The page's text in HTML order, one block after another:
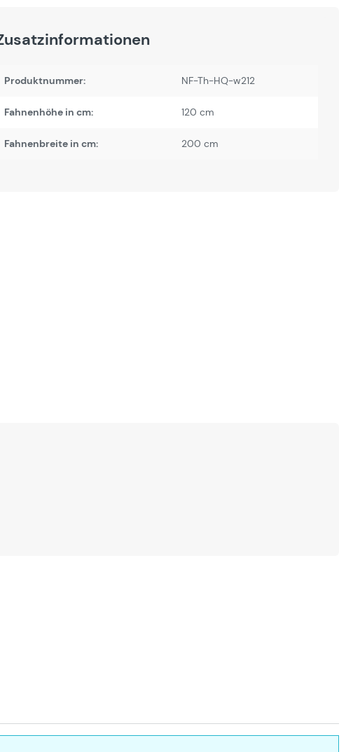
Produktnummer: NF-Th-HQ-w212
Fahnenhöhe in cm: 120 cm
Fahnenbreite in cm: 200 cm